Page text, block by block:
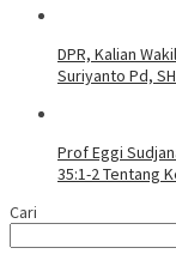
DPR, Kalian
Suriyanto Pd,
Prof Eggi
35:1-2 Tentang
Cari